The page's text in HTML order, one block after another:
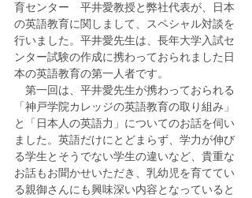
育センター　平井愛教授と弊社代表が、日本
の英語教育に関しまして、スペシャル対談を
行いました。平井愛先生は、長年大学入試セ
ンター試験の作成に携わっておられました日
本の英語教育の第一人者です。
第一回は、平井愛先生が携わっておられる
「神戸学院カレッジの英語教育の取り組み」
と「日本人の英語力」についてのお話を伺い
ました。英語だけにとどまらず、学力が伸び
る学生とそうでない学生の違いなど、貴重な
お話もお聞かせいただき、乳幼児を育ててい
る親御さんにも興味深い内容となっていると